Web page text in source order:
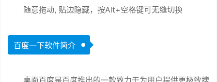
随意拖动, 贴边隐藏，按Alt+空格键可无缝切换
百度一下软件简介
桌面百度是百度推出的一款致力于为用户提供更极致搜